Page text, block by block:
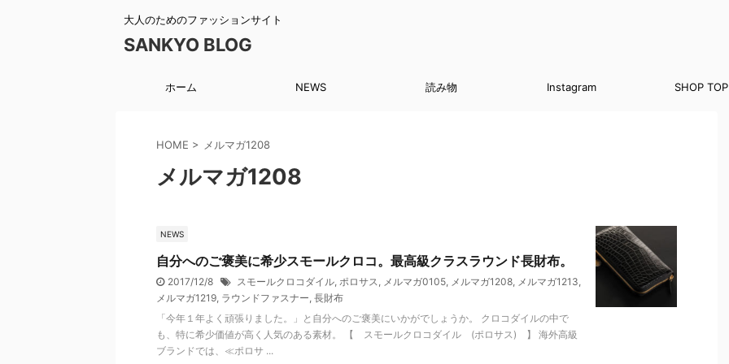
大人のためのファッションサイト
SANKYO BLOG
ホーム NEWS 読み物 Instagram SHOP TOP
HOME > メルマガ1208
メルマガ1208
NEWS
自分へのご褒美に希少スモールクロコ。最高級クラスラウンド長財布。
2017/12/8 スモールクロコダイル, ポロサス, メルマガ0105, メルマガ1208, メルマガ1213,
メルマガ1219, ラウンドファスナー, 長財布
「今年１年よく頑張りました。」と自分へのご褒美にいかがでしょうか。 クロコダイルの中で
も、特に希少価値が高く人気のある素材。 【 スモールクロコダイル (ポロサス) 】 海外高級
ブランドでは、≪ポロサ ...